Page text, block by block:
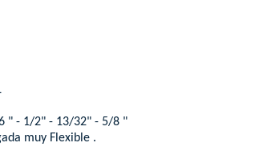
" - 1/2" - 13/32" - 5/8 "
muy Flexible .